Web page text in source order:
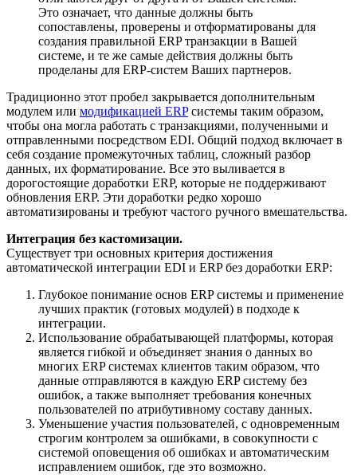
Это означает, что данные должны быть
сопоставлены, проверены и отформатированы для
создания правильной ERP транзакции в Вашей
системе, и те же самые действия должны быть
проделаны для ERP-систем Ваших партнеров.
Традиционно этот пробел закрывается дополнительным
модулем или модификацией ERPсистемы таким образом,
чтобы она могла работать с транзакциями, полученными и
отправленными посредством EDI. Общий подход включает в
себя создание промежуточных таблиц, сложный разбор
данных, их форматирование. Все это выливается в
дорогостоящие доработки ERP, которые не поддерживают
обновления ERP. Эти доработки редко хорошо
автоматизированы и требуют частого ручного вмешательства.
Интеграция без кастомизации.
Существует три основных критерия достижения
автоматической интеграции EDI и ERP без доработки ERP:
Глубокое понимание основ ERP системы и применение
лучших практик (готовых модулей) в подходе к
интеграции.
Использование обрабатывающей платформы, которая
является гибкой и объединяет знания о данных во
многих ERP системах клиентов таким образом, что
данные отправляются в каждую ERP систему без
ошибок, а также выполняет требования конечных
пользователей по атрибутивному составу данных.
Уменьшение участия пользователей, с одновременным
строгим контролем за ошибками, в совокупности с
системой оповещения об ошибках и автоматическим
исправлением ошибок, где это возможно.